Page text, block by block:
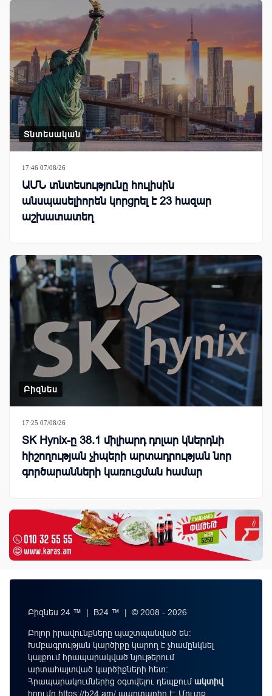
Տնտեսական
17:46 07/08/26
ԱՄՆ տնտեսությունը հուլիսին
անսպասելիորեն կորցրել է 23 հազար
աշխատատեղ
Բիզնես
17:25 07/08/26
SK Hynix-ը 38.1 միլիարդ դոլար կներդնի
հիշողության չիպերի արտադրության նոր
գործարանների կառուցման համար
Բիզնես 24 ™ | B24 ™ | © 2008 - 2026
Բոլոր իրավունքները պաշտպանված են:
Խմբագրության կարծիքը կարող է չհամընկնել
կայքում հրապարակված նյութերում
արտահայտված կարծիքների հետ:
Հրապարակումներից օգտվելու դեպքումակտիվ
հղումը https://b24.am/ պարտադիր է: Մուտք